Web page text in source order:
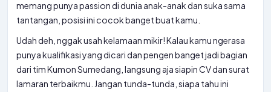
memang punya passion di dunia anak-anak dan suka sama
tantangan, posisi ini cocok banget buat kamu.
Udah deh, nggak usah kelamaan mikir! Kalau kamu ngerasa
punya kualifikasi yang dicari dan pengen banget jadi bagian
dari tim Kumon Sumedang, langsung aja siapin CV dan surat
lamaran terbaikmu. Jangan tunda-tunda, siapa tahu ini